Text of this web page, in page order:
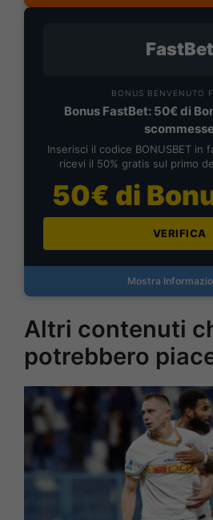
FastBet
BONUS BENVENUTO
Bonus FastBet: 50€ di
Inserisci il codice BONUSBET in
ricevi il 50% gratis sul primo
50€ di
VERIFICA
Mostra
Altri contenuti
potrebbero